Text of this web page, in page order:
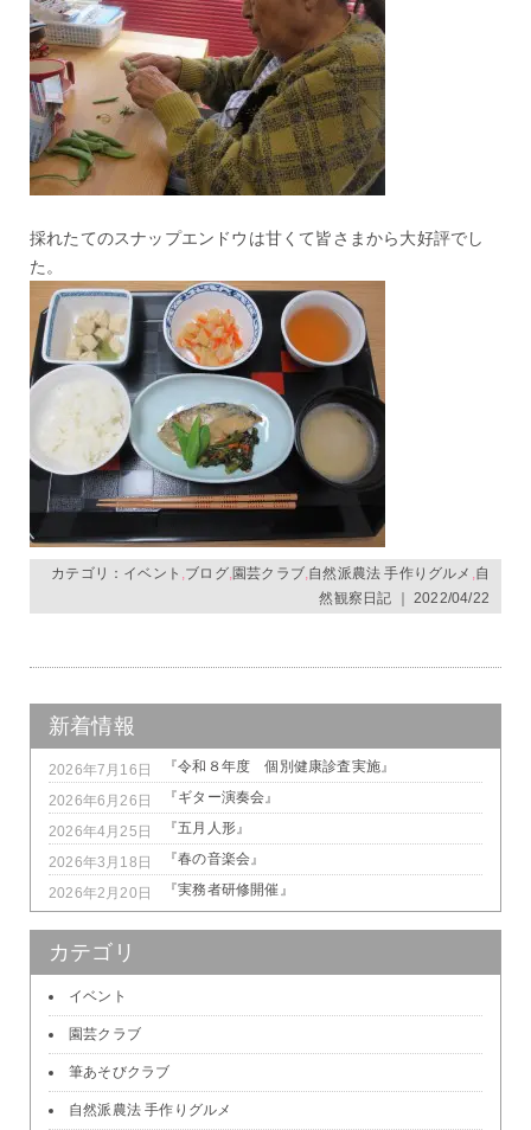
採れたてのスナップエンドウは甘くて皆さまから大好評でし
た。
カテゴリ： イベント ブログ, 園芸クラブ, 自然派農法 手作りグルメ 自
然観察日記 ｜ 2022/04/22
新着情報
2026年7月16日 『令和８年度 個別健康診査実施』
2026年6月26日 『ギター演奏会』
2026年4月25日 『五月人形』
2026年3月18日 『春の音楽会』
2026年2月20日 『実務者研修開催』
カテゴリ
イベント
園芸クラブ
筆あそびクラブ
自然派農法 手作りグルメ